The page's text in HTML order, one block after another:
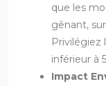
que les
gênant,
Privilégiez
inférieur à
Impact